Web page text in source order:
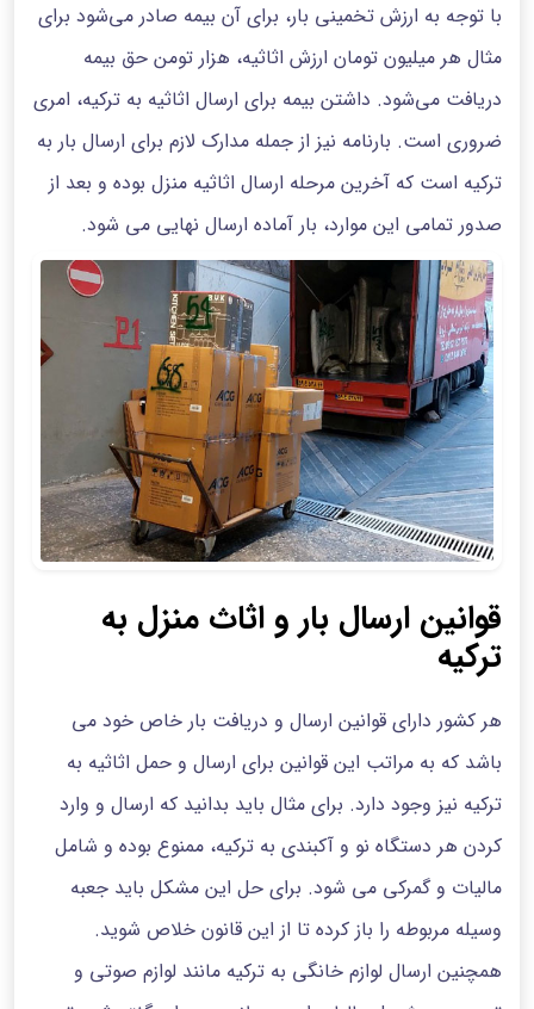
با توجه به ارزش تخمینی بار، برای آن بیمه صادر می‌شود برای
مثال هر میلیون تومان ارزش اثاثیه، هزار تومن حق بیمه
دریافت می‌شود. داشتن بیمه برای ارسال اثاثیه به ترکیه، امری
ضروری است. بارنامه نیز از جمله مدارک لازم برای ارسال بار به
ترکیه است که آخرین مرحله ارسال اثاثیه منزل بوده و بعد از
صدور تمامی این موارد، بار آماده ارسال نهایی می شود.
قوانین ارسال بار و اثاث منزل به
ترکیه
هر کشور دارای قوانین ارسال و دریافت بار خاص خود می
باشد که به مراتب این قوانین برای ارسال و حمل اثاثیه به
ترکیه نیز وجود دارد. برای مثال باید بدانید که ارسال و وارد
کردن هر دستگاه نو و آکبندی به ترکیه، ممنوع بوده و شامل
مالیات و گمرکی می شود. برای حل این مشکل باید جعبه
وسیله مربوطه را باز کرده تا از این قانون خلاص شوید.
همچنین ارسال لوازم خانگی به ترکیه مانند لوازم صوتی و